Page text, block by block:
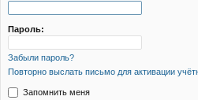
Пароль:
Забыли пароль?
Повторно выслать письмо для активации
Запомнить меня